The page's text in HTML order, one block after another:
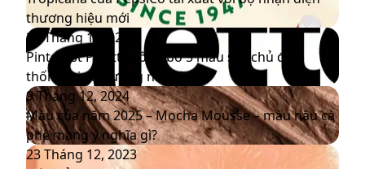
Màu
sắc
của
năm
2026
PepsiCo
tái
xuất
với
bộ
nhận
diện
thương
thương hiệu mới
Pinterest
Palette
công
bố
5
màu
sắc
20 Tháng 1, 2025
Pinterest Palette công bố 5 màu sắc chủ đạo
thống trị xu hướng năm 2025
Màu
của
năm
2025
9 Tháng 12, 2024
Màu của năm 2025 – Mocha Mousse – màu nâu cà
phê mang ý nghĩa gì?
Màu
23 Tháng 12, 2023